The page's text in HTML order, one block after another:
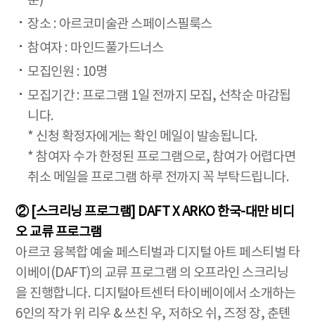
장소 : 아르코미술관 스페이스필룩스
참여자 : 마인드풀가드너스
모집인원 : 10명
모집기간 : 프로그램 1일 전까지 모집, 선착순 마감됩
니다.
* 신청 확정자에게는 확인 메일이 발송됩니다.
* 참여자 수가 한정된 프로그램으로, 참여가 어렵다면
취소 메일을 프로그램 하루 전까지 꼭 부탁드립니다.
② [스크리닝 프로그램] DAFT X ARKO 한국-대만 비디
오 교류 프로그램
아르코 융복합 예술 페스티벌과 디지털 아트 페스티벌 타
이베이(DAFT)의 교류 프로그램 의 오프라인 스크리닝
을 진행합니다. 디지털아트센터 타이베이에서 소개하는
6인의 작가 위 리우 & 쓰친 우, 저하오 쉬, 즈정 장, 춘톈